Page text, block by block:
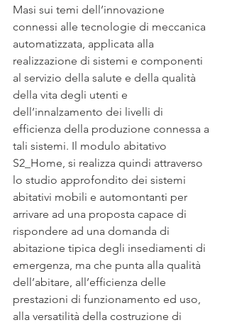
Masi sui temi dell’innovazione
connessi alle tecnologie di meccanica
automatizzata, applicata alla
realizzazione di sistemi e componenti
al servizio della salute e della qualità
della vita degli utenti e
dell’innalzamento dei livelli di
efficienza della produzione connessa a
tali sistemi. Il modulo abitativo
S2_Home, si realizza quindi attraverso
lo studio approfondito dei sistemi
abitativi mobili e automontanti per
arrivare ad una proposta capace di
rispondere ad una domanda di
abitazione tipica degli insediamenti di
emergenza, ma che punta alla qualità
dell’abitare, all’efficienza delle
prestazioni di funzionamento ed uso,
alla versatilità della costruzione di